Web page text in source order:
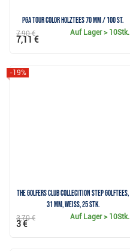
PGA TOUR Color Holztees 70 mm / 100 St.
Auf Lager> 10Stk.
7,90 €
7,11 €
The Golfers Club Collecition Step Golftees,
31 mm, weiss, 25 Stk.
-19%
Auf Lager> 10Stk.
3,70 €
3 €